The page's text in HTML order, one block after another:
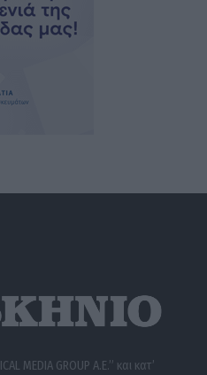
MEDIA GROUP A.E.” και κατ’